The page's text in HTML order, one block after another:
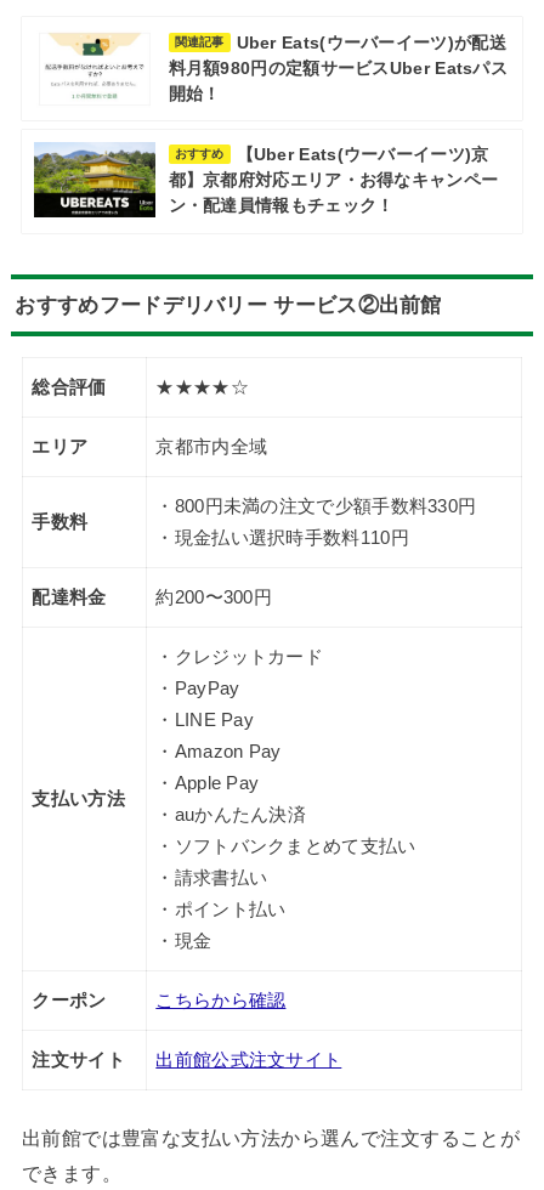
関連記事
Uber Eats(ウーバーイーツ)が配送
料月額980円の定額サービスUber Eatsパス
開始！
おすすめ
【Uber Eats(ウーバーイーツ)京
都】京都府対応エリア・お得なキャンペー
ン・配達員情報もチェック！
おすすめフードデリバリー サービス②出前館
総合評価 ★★★★☆
エリア 京都市内全域
手数料
・800円未満の注文で少額手数料330円
・現金払い選択時手数料110円
配達料金 約200〜300円
支払い方法
・クレジットカード
・PayPay
・LINE Pay
・Amazon Pay
・Apple Pay
・auかんたん決済
・ソフトバンクまとめて支払い
・請求書払い
・ポイント払い
・現金
クーポン こちらから確認
注文サイト 出前館公式注文サイト
出前館では豊富な支払い方法から選んで注文することが
できます。